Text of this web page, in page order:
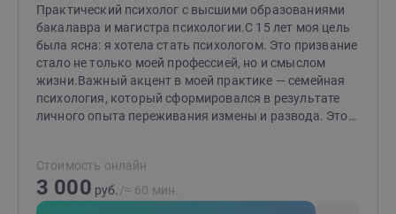
Практический психолог с высшими образованиями
бакалавра и магистра психологии.С 15 лет моя цель
была ясна: я хотела стать психологом. Это призвание
стало не только моей профессией, но и смыслом
жизни.Важный акцент в моей практике — семейная
психология, который сформировался в результате
личного опыта переживания измены и развода. Этот
отношений, а также заглянуть в «формулу»
любви.Помимо этого, я помогаю людям справляться
с посттравматическим стрессовым расстройством
Стоимость онлайн
3 000 руб. /≈ 60 мин.